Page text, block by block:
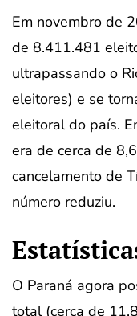
Em novembro de
de 8.411.481
ultrapassando o
eleitores) e se
eleitoral do país.
era de cerca de
cancelamento de
número reduziu.
O Paraná agora
total (cerca de